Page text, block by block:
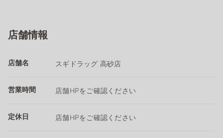
店舗情報
店舗名 スギドラッグ 高砂店
営業時間 店舗HPをご確認ください
定休日 店舗HPをご確認ください